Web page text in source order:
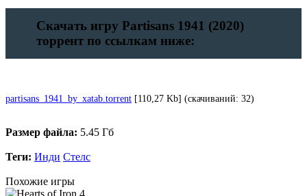
Скачать игру Partisans 1941 (2020)
торрент по ссылкам ниже:
partisans_1941_by_xatab.torrent [110,27 Kb] (cкачиваний: 32)
Размер файла: 5.45 Гб
Теги: Инди Стелс
Похожие игры